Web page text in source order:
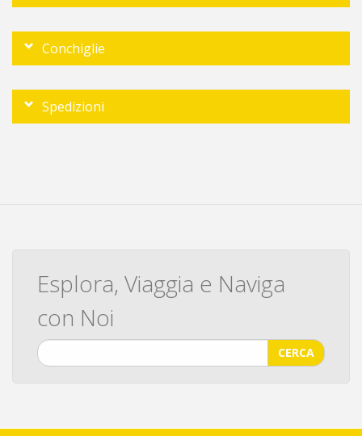
Conchiglie
Spedizioni
Esplora, Viaggia e Naviga
con Noi
CERCA